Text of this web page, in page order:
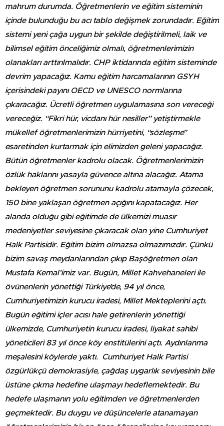
mahrum durumda. Öğretmenlerin ve eğitim sisteminin
içinde bulunduğu bu acı tablo değişmek zorundadır. Eğitim
sistemi yeni çağa uygun bir şekilde değiştirilmeli, laik ve
bilimsel eğitim önceliğimiz olmalı, öğretmenlerimizin
olanakları arttırılmalıdır. CHP iktidarında eğitim sisteminde
devrim yapacağız. Kamu eğitim harcamalarının GSYH
içerisindeki payını OECD ve UNESCO normlarına
çıkaracağız. Ücretli öğretmen uygulamasına son vereceği
vereceğiz. “Fikri hür, vicdanı hür nesiller” yetiştirmekle
mükellef öğretmenlerimizin hürriyetini, “sözleşme”
esaretinden kurtarmak için elimizden geleni yapacağız.
Bütün öğretmenler kadrolu olacak. Öğretmenlerimizin
özlük haklarını yasayla güvence altına alacağız. Atama
bekleyen öğretmen sorununu kadrolu atamayla çözecek,
150 bine yaklaşan öğretmen açığını kapatacağız. Her
alanda olduğu gibi eğitimde de ülkemizi muasır
medeniyetler seviyesine çıkaracak olan yine Cumhuriyet
Halk Partisidir. Eğitim bizim olmazsa olmazımızdır. Çünkü
bizim savaş meydanlarından çıkıp Başöğretmen olan
Mustafa Kemal’imiz var. Bugün, Millet Kahvehaneleri ile
övünenlerin yönettiği Türkiye’de, 94 yıl önce,
Cumhuriyetimizin kurucu iradesi, Millet Mekteplerini açtı.
Bugün eğitimi içler acısı hale getirenlerin yönettiği
ülkemizde, Cumhuriyetin kurucu iradesi, liyakat sahibi
yöneticileri 83 yıl önce köy enstitülerini açtı. Aydınlanma
meşalesini köylerde yaktı. Cumhuriyet Halk Partisi
özgürlükçü demokrasiyle, çağdaş uygarlık seviyesinin bile
üstüne çıkma hedefine ulaşmayı hedeflemektedir. Bu
hedefe ulaşmanın yolu eğitimden ve öğretmenlerden
geçmektedir. Bu duygu ve düşüncelerle atanamayan